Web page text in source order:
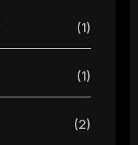
(1)
(1)
(2)